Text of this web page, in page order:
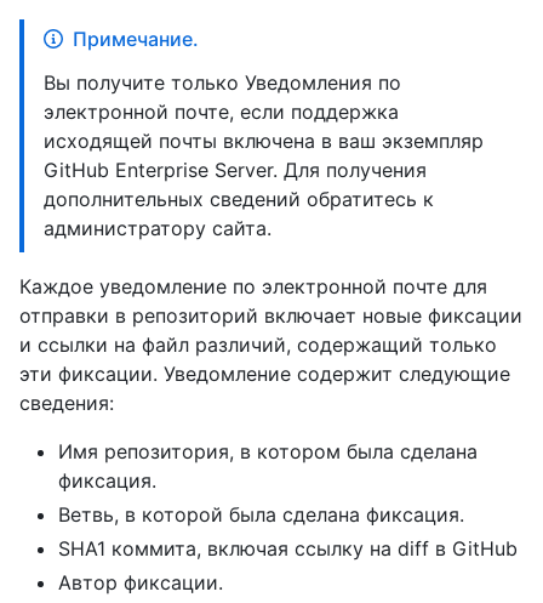
Примечание.
Вы получите только Уведомления по
электронной почте, если поддержка
исходящей почты включена в ваш экземпляр
GitHub Enterprise Server. Для получения
дополнительных сведений обратитесь к
администратору сайта.
Каждое уведомление по электронной почте для
отправки в репозиторий включает новые фиксации
и ссылки на файл различий, содержащий только
эти фиксации. Уведомление содержит следующие
сведения:
Имя репозитория, в котором была сделана
фиксация.
Ветвь, в которой была сделана фиксация.
SHA1 коммита, включая ссылку на diff в GitHub
Автор фиксации.